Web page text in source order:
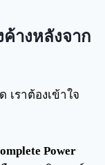
ค้างหลังจาก
เราต้องเข้าใจ
Power